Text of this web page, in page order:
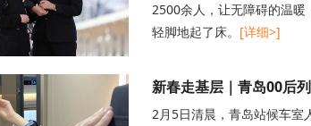
2500余人，让无障碍的温
轻脚地起了床。 [详细>]
新春走基层｜青岛00后
2月5日清晨，青岛站候车室